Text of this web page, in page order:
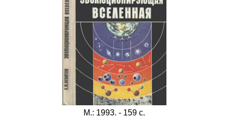
М.: 1993. - 159 с.